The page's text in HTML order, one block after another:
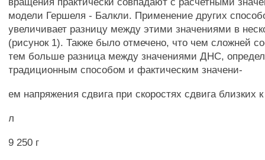
модели Гершеля - Балкли. Применение других
увеличивает разницу между этими значениями в
(рисунок 1). Также было отмечено, что чем сложней
тем больше разница между значениями ДНС,
традиционным способом и фактическим значени-
ем напряжения сдвига при скоростях сдвига близких
л
9 250 г